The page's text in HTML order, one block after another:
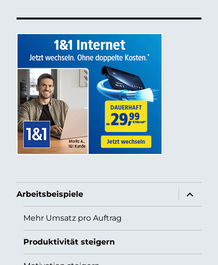
Arbeitsbeispiele
anzeigen
Mehr Umsatz pro Auftrag
Produktivität steigern